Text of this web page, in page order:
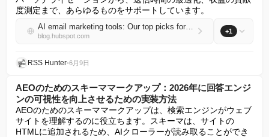
度測定まで、あらゆるものをサポートしています。
AI email marketing tools: Our top picks for 2026
blog.hubspot.com
+1
RSS Hunter•6月9日
AEOのためのスキーママークアップ：2026年に回答エンジ
ンの可視性を向上させるための実装方法
AEOのためのスキーママークアップは、検索エンジンがウェブ
サイトを理解するのに役立ちます。スキーマは、サイトの
HTMLに追加されるため、AIクローラーが読み取ることができ